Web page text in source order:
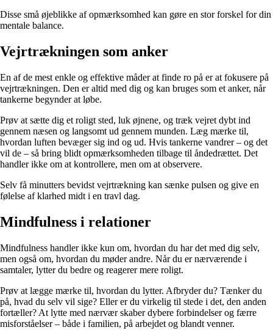
Disse små øjeblikke af opmærksomhed kan gøre en stor forskel for din
mentale balance.
Vejrtrækningen som anker
En af de mest enkle og effektive måder at finde ro på er at fokusere på
vejrtrækningen. Den er altid med dig og kan bruges som et anker, når
tankerne begynder at løbe.
Prøv at sætte dig et roligt sted, luk øjnene, og træk vejret dybt ind
gennem næsen og langsomt ud gennem munden. Læg mærke til,
hvordan luften bevæger sig ind og ud. Hvis tankerne vandrer – og det
vil de – så bring blidt opmærksomheden tilbage til åndedrættet. Det
handler ikke om at kontrollere, men om at observere.
Selv få minutters bevidst vejrtrækning kan sænke pulsen og give en
følelse af klarhed midt i en travl dag.
Mindfulness i relationer
Mindfulness handler ikke kun om, hvordan du har det med dig selv,
men også om, hvordan du møder andre. Når du er nærværende i
samtaler, lytter du bedre og reagerer mere roligt.
Prøv at lægge mærke til, hvordan du lytter. Afbryder du? Tænker du
på, hvad du selv vil sige? Eller er du virkelig til stede i det, den anden
fortæller? At lytte med nærvær skaber dybere forbindelser og færre
misforståelser – både i familien, på arbejdet og blandt venner.